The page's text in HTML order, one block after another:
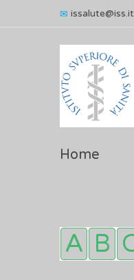
issalute@iss.it
Home